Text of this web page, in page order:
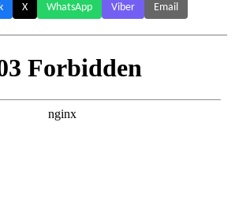
X WhatsApp Viber Email